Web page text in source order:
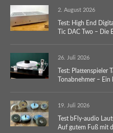
2. August 2026
Test: High End
Tic DAC Two –
26. Juli 2026
Test: Plattenspieler
Tonabnehmer – Ein
19. Juli 2026
Test bFly-audio
Auf gutem Fuß mit